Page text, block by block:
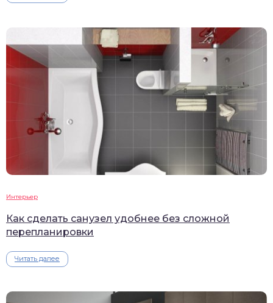
Интерьер
Как сделать санузел удобнее без сложной
перепланировки
Читать далее